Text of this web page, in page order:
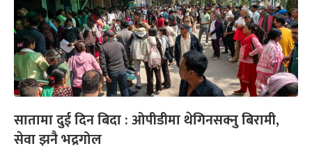
सातामा दुई दिन बिदा : ओपीडीमा थेगिनसक्नु बिरामी,
सेवा झनै भद्रगोल